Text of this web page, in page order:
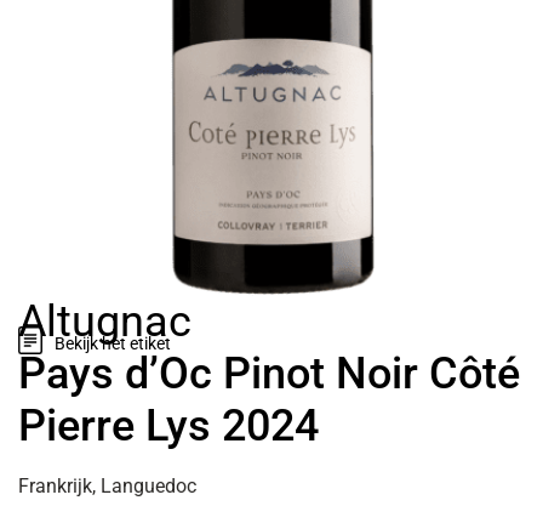
Bekijk het etiket
Altugnac
Pays d’Oc Pinot Noir Côté
Pierre Lys 2024
Frankrijk, Languedoc